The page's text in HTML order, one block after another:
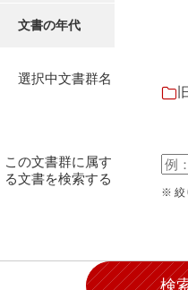
池田邦夫所蔵文書
石川卓美文庫
和泉家文書
文書の年代
選択中文書群名
この文書群に属す
る文書を検索する
※ 絞